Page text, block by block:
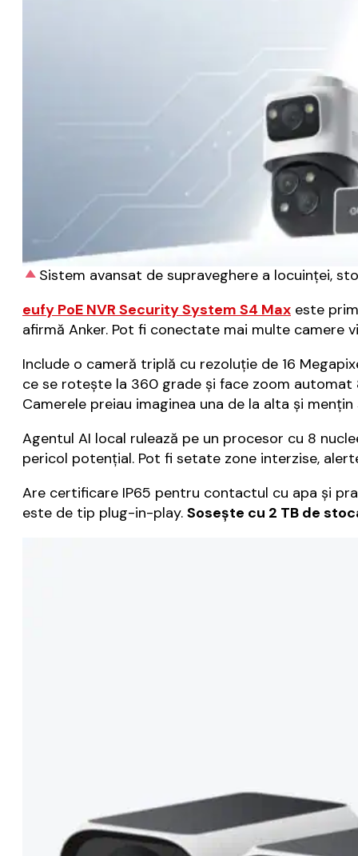
Sistem avansat de supraveghere a locuinței,
eufy PoE NVR Security System S4 Max este
afirmă Anker. Pot fi conectate mai multe camere
Include o cameră triplă cu rezoluție de 16
ce se rotește la 360 grade și face zoom
Camerele preiau imaginea una de la alta și
Agentul AI local rulează pe un procesor cu 8
pericol potențial. Pot fi setate zone interzise,
Are certificare IP65 pentru contactul cu apa și
este de tip plug-in-play. Sosește cu 2 TB de